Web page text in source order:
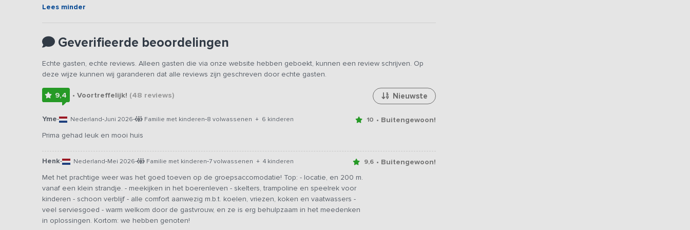
Lees minder
Geverifieerde beoordelingen
Echte gasten, echte reviews. Alleen gasten die via onze website hebben geboekt, kunnen een review schrijven. Op
deze wijze kunnen wij garanderen dat alle reviews zijn geschreven door echte gasten.
9,4 • Voortreffelijk! (48 reviews) Nieuwste
Yme- Nederland-Juni 2026- Familie met kinderen-8 volwassenen + 6 kinderen 10 • Buitengewoon!
Prima gehad leuk en mooi huis
Henk- Nederland-Mei 2026- Familie met kinderen-7 volwassenen + 4 kinderen 9,6 • Buitengewoon!
Met het prachtige weer was het goed toeven op de groepsaccomodatie! Top: - locatie, en 200 m.
vanaf een klein strandje. - meekijken in het boerenleven - skelters, trampoline en speelrek voor
kinderen - schoon verblijf - alle comfort aanwezig m.b.t. koelen, vriezen, koken en vaatwassers -
veel serviesgoed - warm welkom door de gastvrouw, en ze is erg behulpzaam in het meedenken
in oplossingen. Kortom: we hebben genoten!